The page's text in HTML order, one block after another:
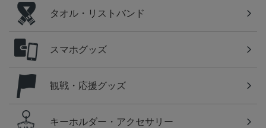
タオル・リストバンド
スマホグッズ
観戦・応援グッズ
キーホルダー・アクセサリー